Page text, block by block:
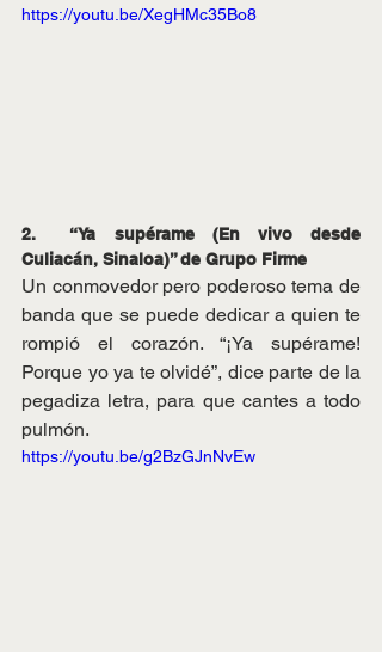
https://youtu.be/XegHMc35Bo8
2.  “Ya supérame (En vivo desde
Culiacán, Sinaloa)” de Grupo Firme
Un conmovedor pero poderoso tema de
banda que se puede dedicar a quien te
rompió el corazón. “¡Ya supérame!
Porque yo ya te olvidé”, dice parte de la
pegadiza letra, para que cantes a todo
pulmón.
https://youtu.be/g2BzGJnNvEw